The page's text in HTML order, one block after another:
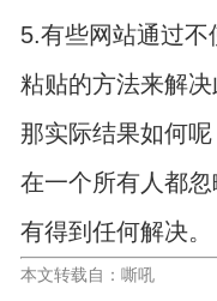
5.有些网站通过不
粘贴的方法来解决
那实际结果如何
在一个所有人都
有得到任何解决。
本文转载自：嘶吼